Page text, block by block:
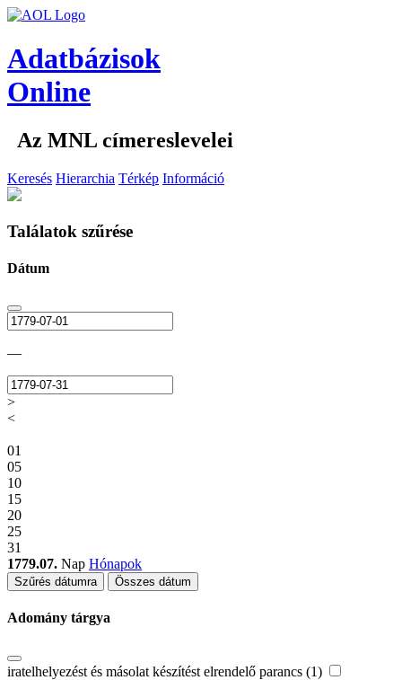
Adatbázisok
Online
Az MNL címereslevelei
Keresés Hierarchia Térkép Információ
Találatok szűrése
Dátum
—
>
<
01
05
10
15
20
25
31
1779.07. Nap Hónapok
Szűrés dátumra Összes dátum
Adomány tárgya
iratelhelyezést és másolat készítést elrendelő parancs (1)